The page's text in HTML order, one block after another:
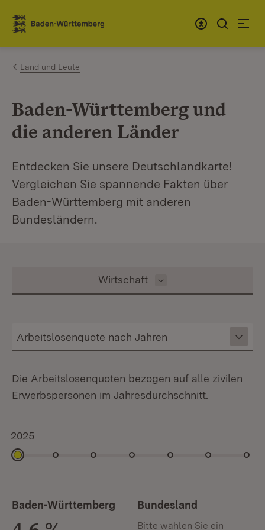
Zum Inhalt springen
Link zur Startseite
Land und Leute
Baden-Württemberg und
die anderen Länder
Entdecken Sie unsere Deutschlandkarte!
Vergleichen Sie spannende Fakten über
Baden-Württemberg mit anderen
Bundesländern.
Inhalt auswählen
Wirtschaft
Die Arbeitslosenquoten bezogen auf alle zivilen
Erwerbspersonen im Jahresdurchschnitt.
Baden-Württemberg Bundesland
Bitte wählen Sie ein
2025